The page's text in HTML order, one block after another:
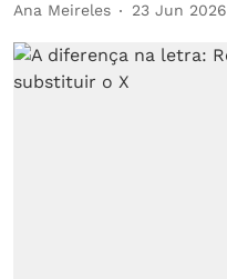
Ana Meireles 23 Jun 2026